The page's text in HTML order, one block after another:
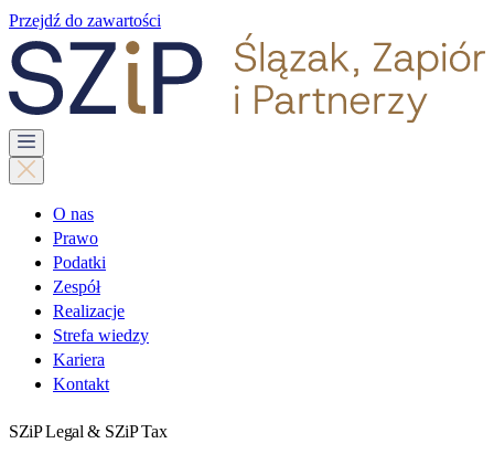
Przejdź do zawartości
O nas
Prawo
Podatki
Zespół
Realizacje
Strefa wiedzy
Kariera
Kontakt
SZiP Legal & SZiP Tax